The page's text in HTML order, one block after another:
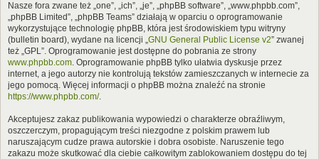
Nasze fora zwane też „one”, „ich”, „je”, „phpBB software”, „www.phpbb.com”,
„phpBB Limited”, „phpBB Teams” działają w oparciu o oprogramowanie
wykorzystujące technologię phpBB, która jest środowiskiem typu witryny
(bulletin board), wydane na licencji „GNU General Public License v2” zwanej
też „GPL”. Oprogramowanie jest dostępne do pobrania ze strony
www.phpbb.com. Oprogramowanie phpBB tylko ułatwia dyskusje przez
internet, a jego autorzy nie kontrolują tekstów zamieszczanych w internecie za
jego pomocą. Więcej informacji o phpBB można znaleźć na stronie
https://www.phpbb.com/.
Akceptujesz zakaz publikowania wypowiedzi o charakterze obraźliwym,
oszczerczym, propagującym treści niezgodne z polskim prawem lub
naruszającym cudze prawa autorskie i dobra osobiste. Naruszenie tego
zakazu może skutkować dla ciebie całkowitym zablokowaniem dostępu do tej